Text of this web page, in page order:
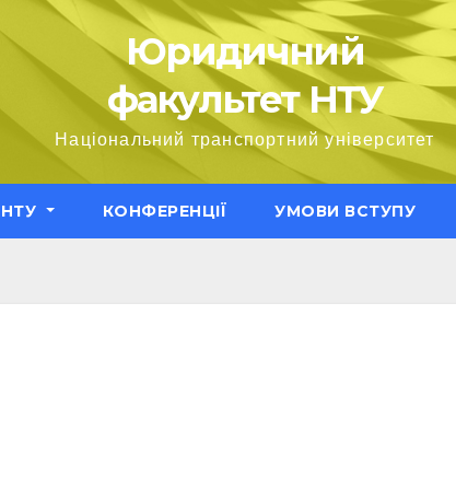
Юридичний
факультет НТУ
Національний транспортний університет
КОНФЕРЕНЦІЇ УМОВИ ВСТУПУ